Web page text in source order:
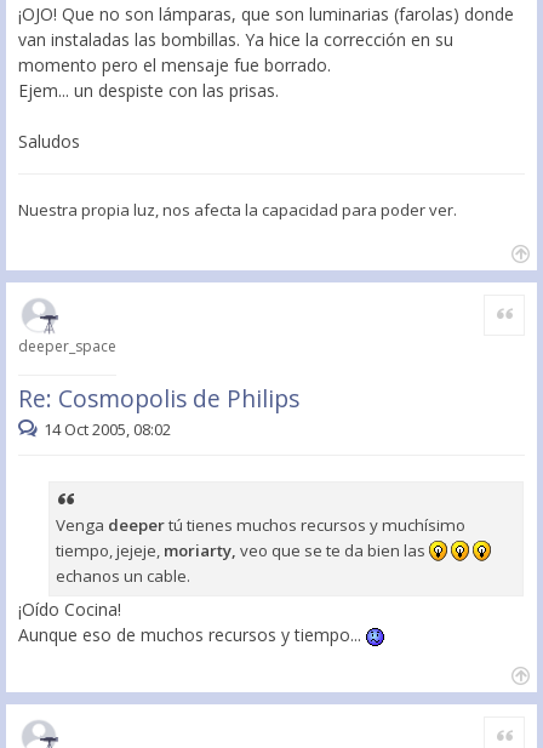
¡OJO! Que no son lámparas, que son luminarias (farolas) donde
van instaladas las bombillas. Ya hice la corrección en su
momento pero el mensaje fue borrado.
Ejem... un despiste con las prisas.
Saludos
Nuestra propia luz, nos afecta la capacidad para poder ver.
deeper_space
Re: Cosmopolis de Philips
Citar
14 Oct 2005, 08:02
Venga deepertú tienes muchos recursos y muchísimo
tiempo, jejeje, moriarty, veo que se te da bien las
echanos un cable.
¡Oído Cocina!
Aunque eso de muchos recursos y tiempo...
Citar